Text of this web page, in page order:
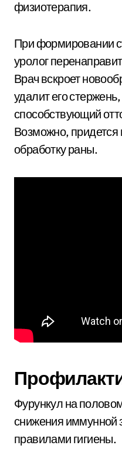
физиотерапия.
При формировании
уролог
Врач вскроет
удалит его
способствующий
Возможно, придется
обработку раны.
Фурункул на
снижения иммунной
правилами гигиены.